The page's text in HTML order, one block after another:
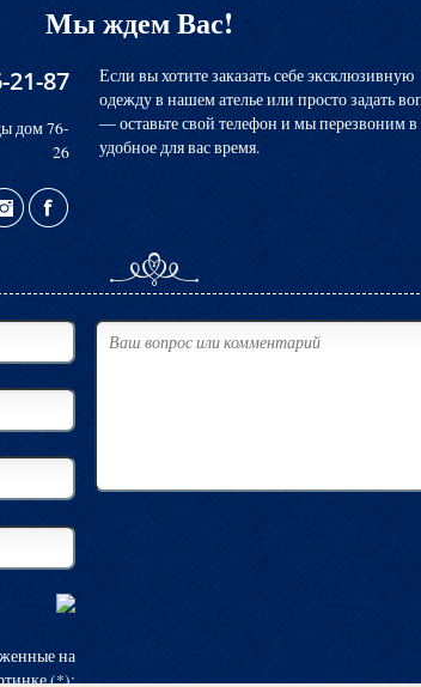
Мы ждем Вас!
Если вы хотите заказать себе эксклюзивную
одежду в нашем ателье или просто задать
― оставьте свой телефон и мы перезвоним в
удобное для вас время.
21-87
дом 76-
26
на
(*):